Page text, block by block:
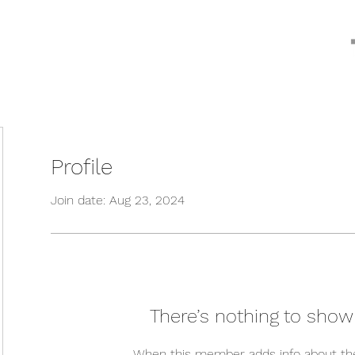
Profile
Join date: Aug 23, 2024
There’s nothing to